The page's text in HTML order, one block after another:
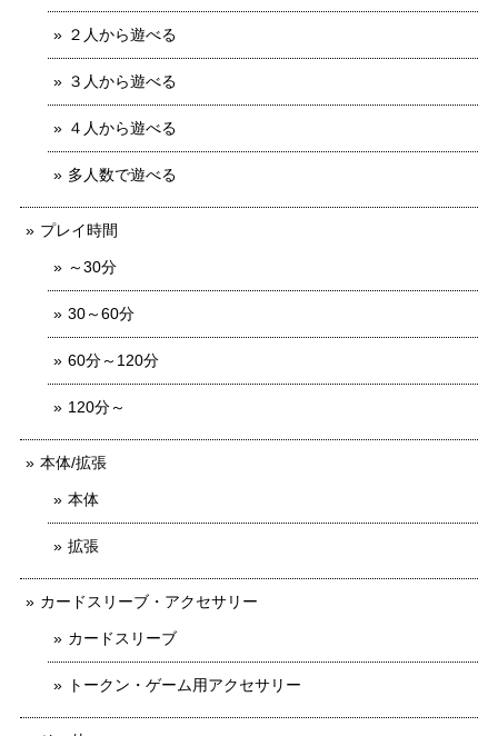
２人から遊べる
３人から遊べる
４人から遊べる
多人数で遊べる
プレイ時間
～30分
30～60分
60分～120分
120分～
本体/拡張
本体
拡張
カードスリーブ・アクセサリー
カードスリーブ
トークン・ゲーム用アクセサリー